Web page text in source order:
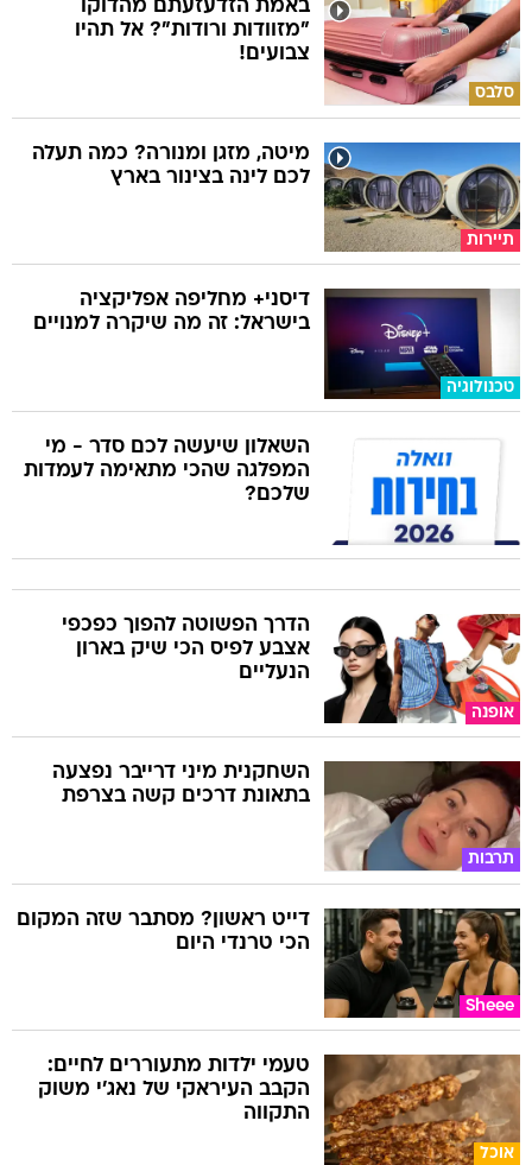
סלבס
באמת הזדעזעתם מהדוקו
"מזוודות ורודות"? אל תהיו
צבועים!
תיירות
מיטה, מזגן ומנורה? כמה תעלה
לכם לינה בצינור בארץ
טכנולוגיה
דיסני+ מחליפה אפליקציה
בישראל: זה מה שיקרה למנויים
השאלון שיעשה לכם סדר - מי
המפלגה שהכי מתאימה לעמדות
שלכם?
אופנה
הדרך הפשוטה להפוך כפכפי
אצבע לפיס הכי שיק בארון
הנעליים
תרבות
השחקנית מיני דרייבר נפצעה
בתאונת דרכים קשה בצרפת
Sheee
דייט ראשון? מסתבר שזה המקום
הכי טרנדי היום
אוכל
טעמי ילדות מתעוררים לחיים:
הקבב העיראקי של נאג׳י משוק
התקווה